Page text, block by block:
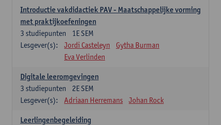
Introductie vakdidactiek PAV - Maatschappelijke vorming
met praktijkoefeningen
1E SEM
3 studiepunten
Lesgever(s):
Jordi Casteleyn
Gytha Burman
Eva Verlinden
Digitale leeromgevingen
2E SEM
3 studiepunten
Lesgever(s):
Adriaan Herremans Johan Rock
Leerlingenbegeleiding